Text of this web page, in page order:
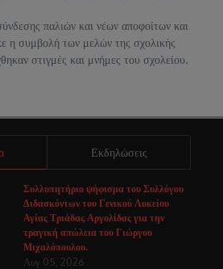
παλιών και νέων αποφοίτων και
η συμβολή των μελών της σχολικής
στιγμές και μνήμες του σχολείου.
Εκδηλώσεις
Συλλυπητήριο ψήφισμα του Συλλόγου
Διδασκόντων του Γενικού Λυκείου
Αγίας Τριάδας Αργολίδας για την
τραγική απώλεια του Γιώργου
Μιχαλόπουλου.
Αυγ 05, 2026